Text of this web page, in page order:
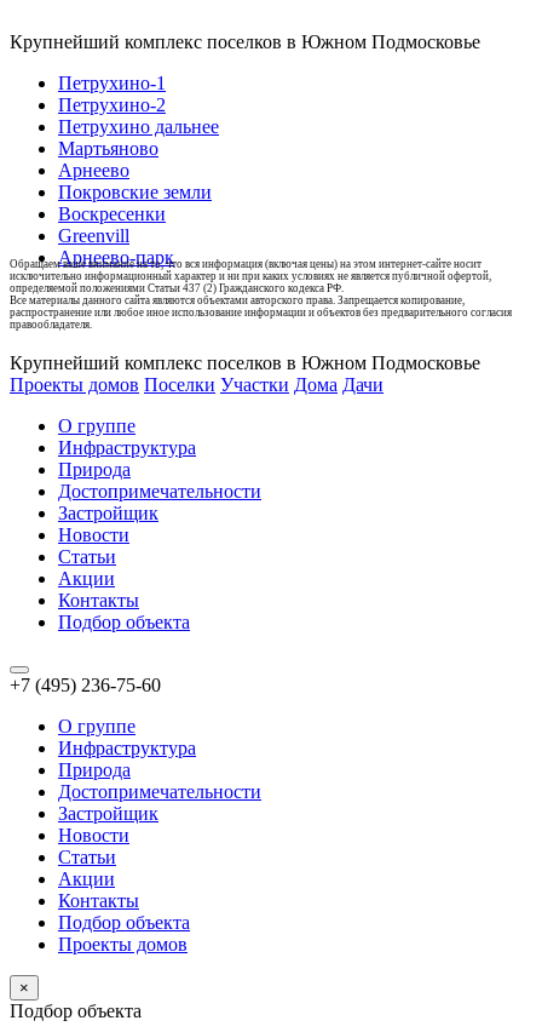
Крупнейший комплекс поселков в Южном Подмосковье
Петрухино-1
Петрухино-2
Петрухино дальнее
Мартьяново
Арнеево
Покровские земли
Воскресенки
Greenvill
Арнеево-парк
Обращаем ваше внимание на то, что вся информация (включая цены) на этом интернет-сайте носит
исключительно информационный характер и ни при каких условиях не является публичной офертой,
определяемой положениями Статьи 437 (2) Гражданского кодекса РФ.
Все материалы данного сайта являются объектами авторского права. Запрещается копирование,
распространение или любое иное использование информации и объектов без предварительного согласия
правообладателя.
Крупнейший комплекс поселков в Южном Подмосковье
Проекты домов Поселки Участки Дома Дачи
О группе
Инфраструктура
Природа
Достопримечательности
Застройщик
Новости
Статьи
Акции
Контакты
Подбор объекта
+7 (495) 236-75-60
О группе
Инфраструктура
Природа
Достопримечательности
Застройщик
Новости
Статьи
Акции
Контакты
Подбор объекта
Проекты домов
×
Подбор объекта